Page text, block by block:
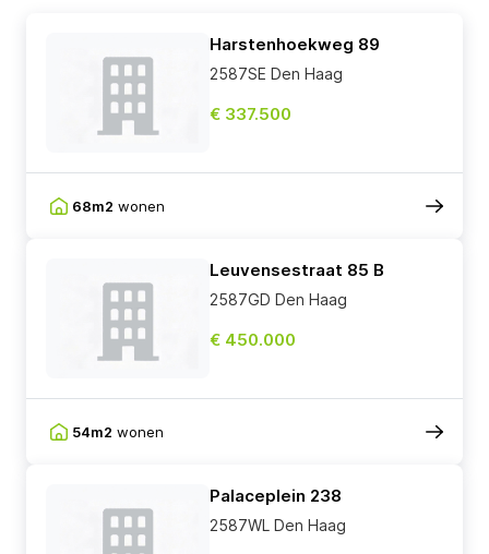
Harstenhoekweg 89
2587SE Den Haag
€ 337.500
68m2 wonen
Leuvensestraat 85 B
2587GD Den Haag
€ 450.000
54m2 wonen
Palaceplein 238
2587WL Den Haag